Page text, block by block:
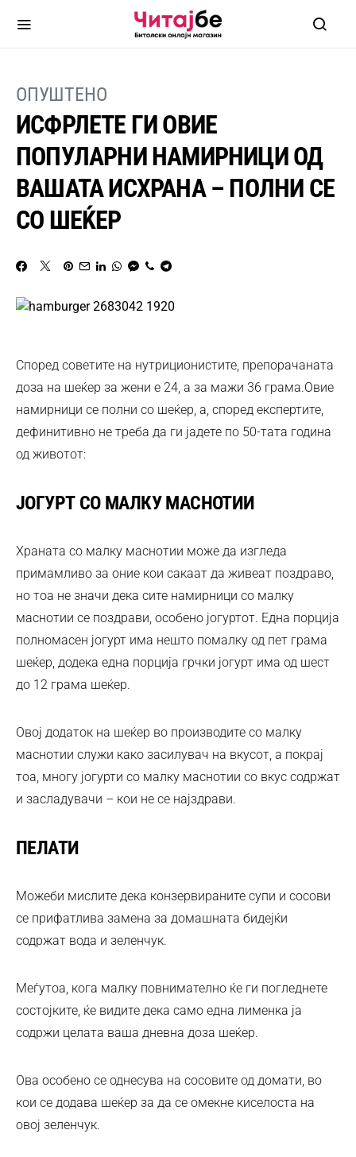
ОПУШТЕНО
ИСФРЛЕТЕ ГИ ОВИЕ
ПОПУЛАРНИ НАМИРНИЦИ ОД
ВАШАТА ИСХРАНА – ПОЛНИ СЕ
СО ШЕЌЕР
Според советите на нутриционистите, препорачаната
доза на шеќер за жени е 24, а за мажи 36 грама.Овие
намирници се полни со шеќер, а, според експертите,
дефинитивно не треба да ги јадете по 50-тата година
од животот:
ЈОГУРТ СО МАЛКУ МАСНОТИИ
Храната со малку маснотии може да изгледа
примамливо за оние кои сакаат да живеат поздраво,
но тоа не значи дека сите намирници со малку
маснотии се поздрави, особено јогуртот. Една порција
полномасен јогурт има нешто помалку од пет грама
шеќер, додека една порција грчки јогурт има од шест
до 12 грама шеќер.
Овој додаток на шеќер во производите со малку
маснотии служи како засилувач на вкусот, а покрај
тоа, многу јогурти со малку маснотии со вкус содржат
и засладувачи – кои не се најздрави.
ПЕЛАТИ
Можеби мислите дека конзервираните супи и сосови
се прифатлива замена за домашната бидејќи
содржат вода и зеленчук.
Меѓутоа, кога малку повнимателно ќе ги погледнете
состојките, ќе видите дека само една лименка ја
содржи целата ваша дневна доза шеќер.
Ова особено се однесува на сосовите од домати, во
кои се додава шеќер за да се омекне киселоста на
овој зеленчук.